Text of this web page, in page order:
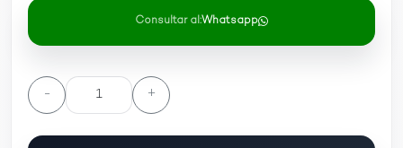
Consultar al:Whatsapp
- +